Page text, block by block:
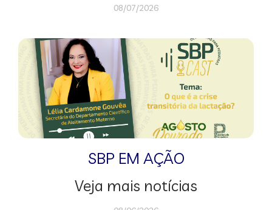
08/07/2026
SBP EM AÇÃO
Veja mais notícias